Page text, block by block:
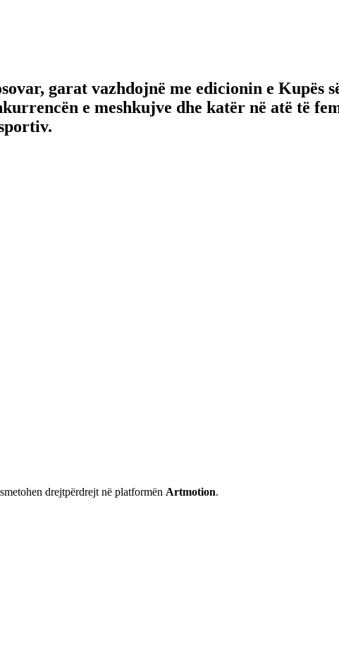
garat vazhdojnë me edicionin e Kupës
e meshkujve dhe katër në atë të
drejtpërdrejt në platformën Artmotion.